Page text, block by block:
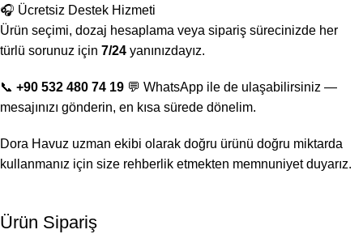
🎧 Ücretsiz Destek Hizmeti
Ürün seçimi, dozaj hesaplama veya sipariş sürecinizde her
türlü sorunuz için 7/24 yanınızdayız.
📞 +90 532 480 74 19 💬 WhatsApp ile de ulaşabilirsiniz —
mesajınızı gönderin, en kısa sürede dönelim.
Dora Havuz uzman ekibi olarak doğru ürünü doğru miktarda
kullanmanız için size rehberlik etmekten memnuniyet duyarız.
Ürün Sipariş